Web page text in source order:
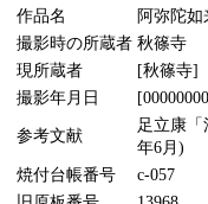
作品名
阿弥陀
撮影時の所蔵者 秋篠寺
現所蔵者
[秋篠寺]
撮影年月日
参考文献
足立康「
年6月)
焼付台帳番号
c-057